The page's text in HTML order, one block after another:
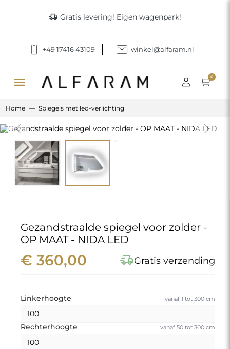
delivery_truck_speed Gratis levering! Eigen wagenpark!
+49 17416 43109 winkel@alfaram.nl
menu 0
Home Spiegels met led-verlichting
Previous Next
Gezandstraalde spiegel voor zolder -
OP MAAT - NIDA LED
€ 360,00 delivery_truck_speedGratis verzending
Linkerhoogte vanaf 1 tot 300 cm
Rechterhoogte vanaf 50 tot 300 cm